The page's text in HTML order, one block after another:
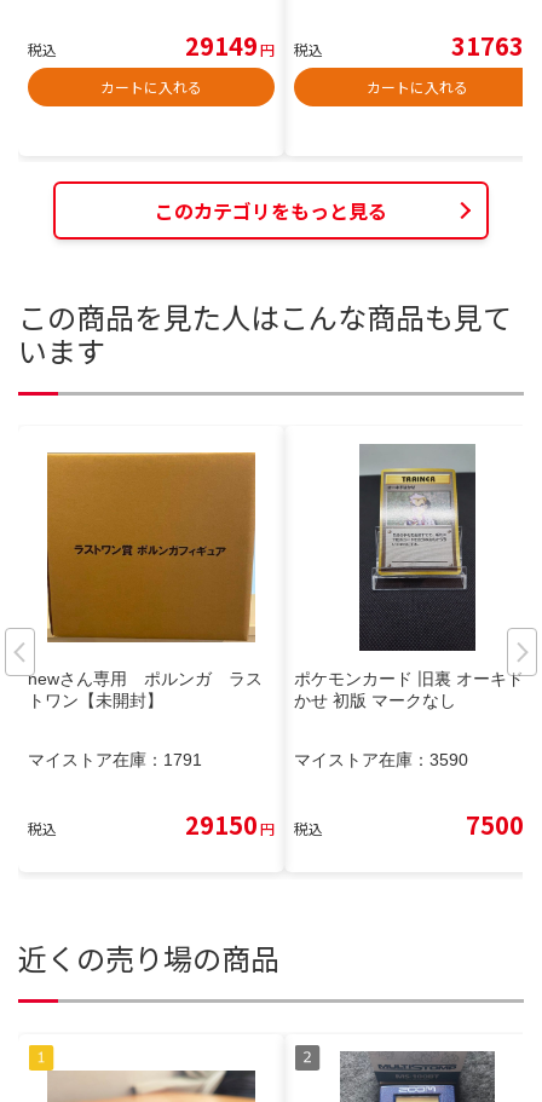
税込 29149円
カートに入れる
税込 31763
カートに入れる
このカテゴリをもっと見る
この商品を見た人はこんな商品も見て
います
newさん専用 ポルンガ ラス
トワン【未開封】
マイストア在庫： 1791
税込 29150円
ポケモンカード 旧裏 オーキドは
かせ 初版 マークなし
マイストア在庫： 3590
税込 7500
近くの売り場の商品